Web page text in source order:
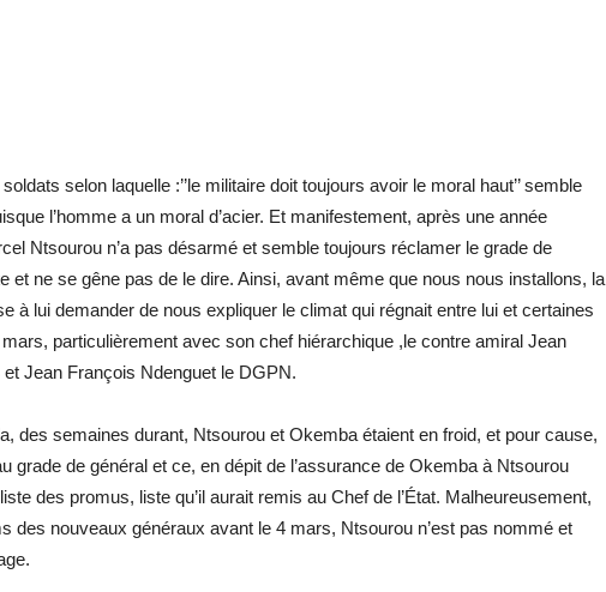
selon laquelle :’’le militaire doit toujours avoir le moral haut’’ semble
l’homme a un moral d’acier. Et manifestement, après une année
Ntsourou n’a pas désarmé et semble toujours réclamer le grade de
et ne se gêne pas de le dire. Ainsi, avant même que nous nous installons, la
à lui demander de nous expliquer le climat qui régnait entre lui et certaines
particulièrement avec son chef hiérarchique ,le contre amiral Jean
Jean François Ndenguet le DGPN.
des semaines durant, Ntsourou et Okemba étaient en froid, et pour cause,
grade de général et ce, en dépit de l’assurance de Okemba à Ntsourou
des promus, liste qu’il aurait remis au Chef de l’État. Malheureusement,
des nouveaux généraux avant le 4 mars, Ntsourou n’est pas nommé et